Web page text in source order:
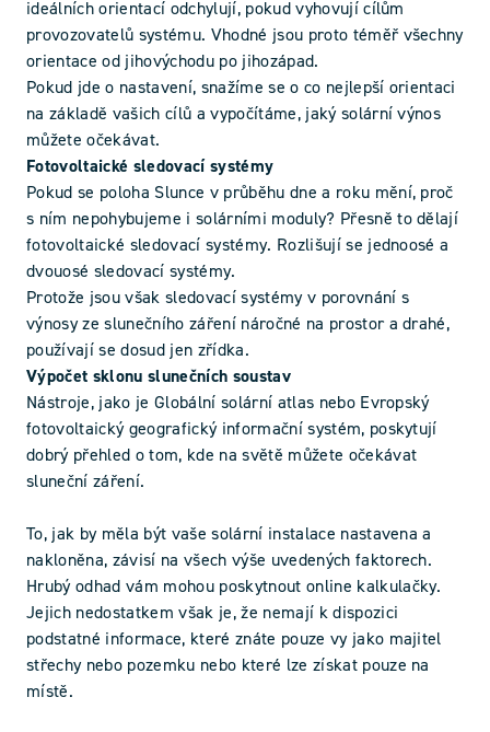
ideálních orientací odchylují, pokud vyhovují cílům
provozovatelů systému. Vhodné jsou proto téměř všechny
orientace od jihovýchodu po jihozápad.
Pokud jde o nastavení, snažíme se o co nejlepší orientaci
na základě vašich cílů a vypočítáme, jaký solární výnos
můžete očekávat.
Fotovoltaické sledovací systémy
Pokud se poloha Slunce v průběhu dne a roku mění, proč
s ním nepohybujeme i solárními moduly? Přesně to dělají
fotovoltaické sledovací systémy. Rozlišují se jednoosé a
dvouosé sledovací systémy.
Protože jsou však sledovací systémy v porovnání s
výnosy ze slunečního záření náročné na prostor a drahé,
používají se dosud jen zřídka.
Výpočet sklonu slunečních soustav
Nástroje, jako je Globální solární atlas nebo Evropský
fotovoltaický geografický informační systém, poskytují
dobrý přehled o tom, kde na světě můžete očekávat
sluneční záření.
To, jak by měla být vaše solární instalace nastavena a
nakloněna, závisí na všech výše uvedených faktorech.
Hrubý odhad vám mohou poskytnout online kalkulačky.
Jejich nedostatkem však je, že nemají k dispozici
podstatné informace, které znáte pouze vy jako majitel
střechy nebo pozemku nebo které lze získat pouze na
místě.